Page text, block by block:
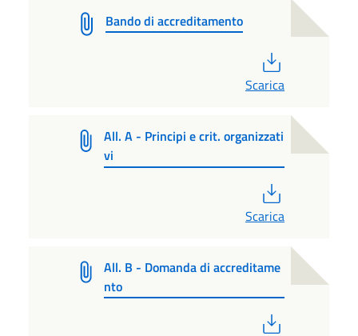
Bando di accreditamento
Scarica
All. A - Principi e crit. organizzati
vi
Scarica
All. B - Domanda di accreditame
nto